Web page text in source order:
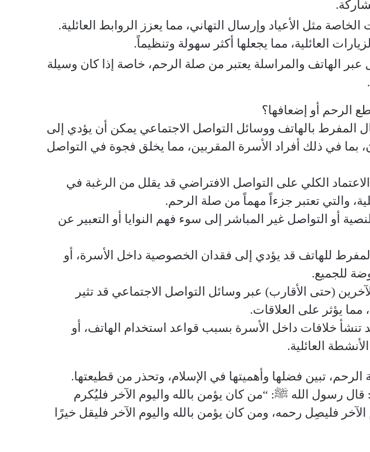
مثل الأعياد وإرسال التهاني، مما يعزز الروابط العائلية.
العائلية، مما يجعلها أكثر سهولة وتنظيماً.
عبر الهاتف والمراسلة يعتبر من صلة الرحم، خاصة إذا كان وسيلة
الرحم أو إضعافها؟
المفرط بالهاتف ووسائل التواصل الاجتماعي يمكن أن يؤدي إلى
في ذلك أفراد الأسرة المقربين، مما يخلق فجوة في التواصل
الكلي على التواصل الافتراضي قد يقلل من الرغبة في
والتي تعتبر جزءاً مهماً من صلة الرحم.
أو التواصل غير المباشر إلى سوء فهم النوايا أو التعبير عن
للهاتف قد يؤدي إلى فقدان الخصوصية داخل الأسرة، أو
للجميع.
(حتى الأقارب) عبر وسائل التواصل الاجتماعي قد تثير
مما يؤثر على العلاقات.
تنشأ خلافات داخل الأسرة بسبب قواعد استخدام الهاتف، أو
العائلية.
تبين فضلها وأهميتها في الإسلام، وتحذر من قطيعتها.
رسول الله ﷺ: “من كان يؤمن بالله واليوم الآخر فليُكرم
فليصِل رحمه، ومن كان يؤمن بالله واليوم الآخر فليقل خيرًا